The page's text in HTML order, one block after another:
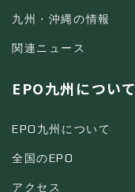
九州・沖縄の情報
関連ニュース
EPO九州について
EPO九州について
全国のEPO
アクセス